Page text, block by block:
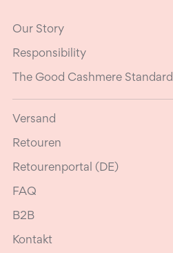
Our Story
Responsibility
The Good Cashmere Standard
Versand
Retouren
Retourenportal (DE)
FAQ
B2B
Kontakt